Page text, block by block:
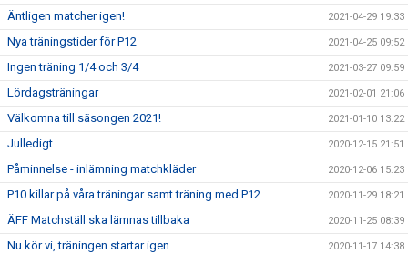
Äntligen matcher igen! 2021-04-29 19:33
Nya träningstider för P12 2021-04-25 09:52
Ingen träning 1/4 och 3/4 2021-03-27 09:59
Lördagsträningar 2021-02-01 21:06
Välkomna till säsongen 2021! 2021-01-10 13:22
Julledigt 2020-12-15 21:51
Påminnelse - inlämning matchkläder 2020-12-06 15:23
P10 killar på våra träningar samt träning med P12. 2020-11-29 18:21
ÄFF Matchställ ska lämnas tillbaka 2020-11-25 08:39
Nu kör vi, träningen startar igen. 2020-11-17 14:38